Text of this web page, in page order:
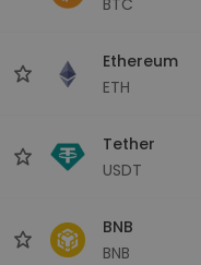
Ethereum
ETH
Tether
USDT
BNB
BNB